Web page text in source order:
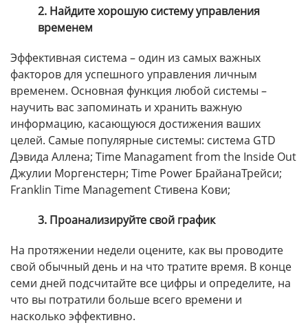
2. Найдите хорошую систему управления
временем
Эффективная система – один из самых важных
факторов для успешного управления личным
временем. Основная функция любой системы –
научить вас запоминать и хранить важную
информацию, касающуюся достижения ваших
целей. Самые популярные системы: система GTD
Дэвида Аллена; Time Managament from the Inside Out
Джулии Моргенстерн; Time Power БрайанаТрейси;
Franklin Time Management Стивена Кови;
3. Проанализируйте свой график
На протяжении недели оцените, как вы проводите
свой обычный день и на что тратите время. В конце
семи дней подсчитайте все цифры и определите, на
что вы потратили больше всего времени и
насколько эффективно.